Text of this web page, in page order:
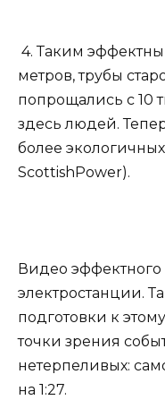
4. Таким
метров, трубы
попрощались с 10
здесь людей.
более
ScottishPower).
Видео эффектного
электростанции.
подготовки к
точки зрения
нетерпеливых:
на 1:27.